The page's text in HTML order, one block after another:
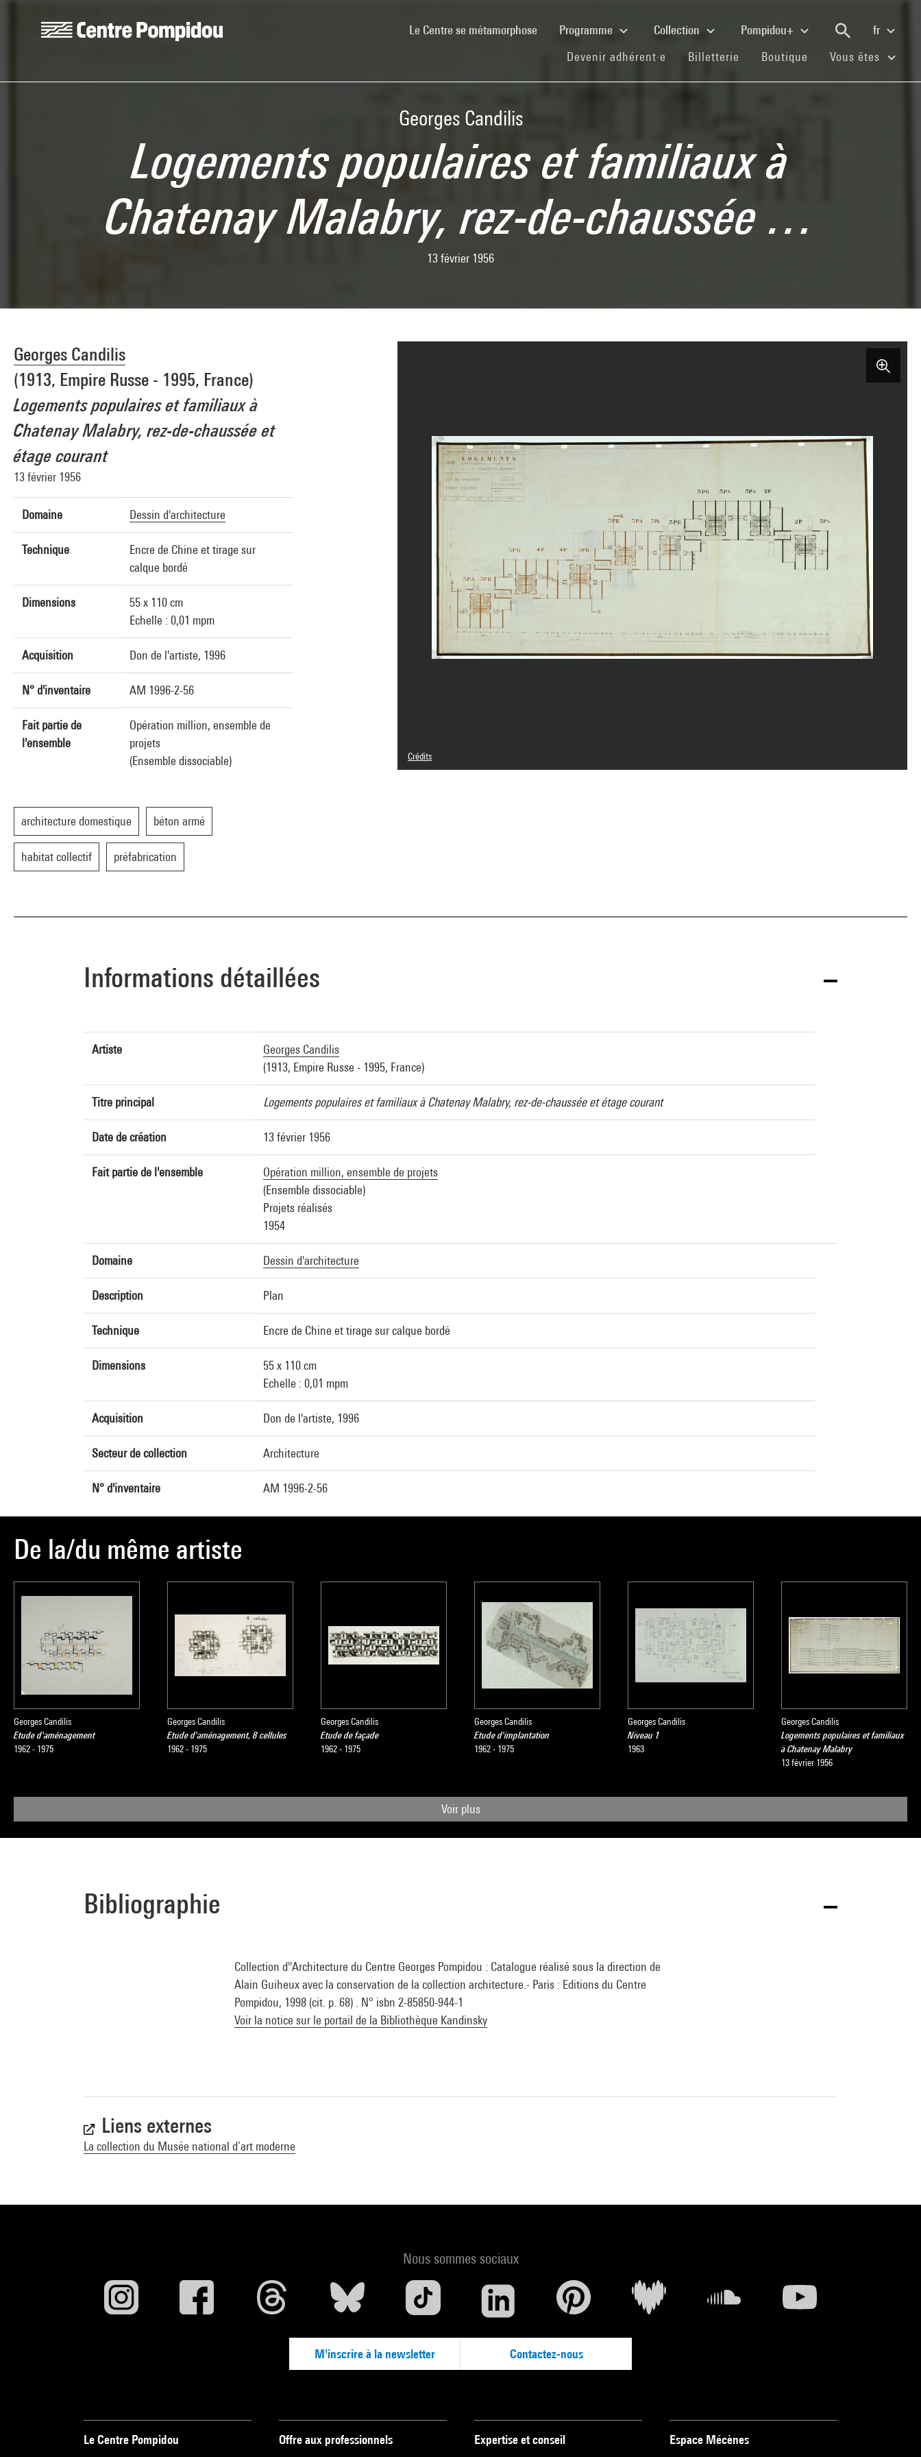
Le Centre se métamorphose(current)Programme Collection Pompidou+
fr
Devenir adhérent·e (current)
Billetterie (current)
Boutique (current)
Vous êtes
Georges Candilis
Logements populaires et familiaux à
Chatenay Malabry, rez-de-chaussée …
13 février 1956
Georges Candilis
(1913, Empire Russe - 1995, France)
Logements populaires et familiaux à
Chatenay Malabry, rez-de-chaussée et
étage courant
13 février 1956
Domaine Dessin d'architecture
Technique
Encre de Chine et tirage sur
calque bordé
Dimensions
55 x 110 cm
Echelle : 0,01 mpm
Acquisition Don de l'artiste, 1996
N° d'inventaire AM 1996-2-56
Fait partie de
l'ensemble
Opération million, ensemble de
projets
(Ensemble dissociable)
architecture domestique béton armé
habitat collectif préfabrication
Crédits
© Georges Candilis
Informations détaillées
Artiste
Georges Candilis
(1913, Empire Russe - 1995, France)
Titre principal Logements populaires et familiaux à Chatenay Malabry, rez-de-chaussée et étage courant
Date de création 13 février 1956
Fait partie de l'ensemble
Opération million, ensemble de projets
(Ensemble dissociable)
Projets réalisés
1954
Domaine Dessin d'architecture
Description Plan
Technique Encre de Chine et tirage sur calque bordé
Dimensions
55 x 110 cm
Echelle : 0,01 mpm
Acquisition Don de l'artiste, 1996
Secteur de collection Architecture
N° d'inventaire AM 1996-2-56
De la/du même artiste
Georges Candilis
Etude d'aménagement
1962 - 1975
Georges Candilis
Etude d'aménagement, 8 cellules
1962 - 1975
Georges Candilis
Etude de façade
1962 - 1975
Georges Candilis
Etude d'implantation
1962 - 1975
Georges Candilis
Niveau 1
1963
Georges Candilis
Logements populaires et familiaux
à Chatenay Malabry
13 février 1956
Voir plus
Bibliographie
Collection d''Architecture du Centre Georges Pompidou : Catalogue réalisé sous la direction de
Alain Guiheux avec la conservation de la collection architecture.- Paris : Editions du Centre
Pompidou, 1998 (cit. p. 68) . N° isbn 2-85850-944-1
Voir la notice sur le portail de la Bibliothèque Kandinsky
Liens externes
La collection du Musée national d’art moderne
Nous sommes sociaux
M'inscrire à la newsletter Contactez-nous
Le Centre Pompidou Offre aux professionnels Expertise et conseil Espace Mécènes